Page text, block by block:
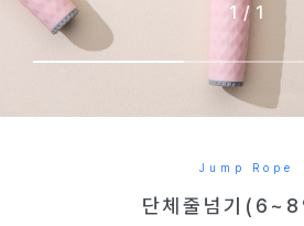
1 / 1
Jump Rope
단체줄넘기(6~8